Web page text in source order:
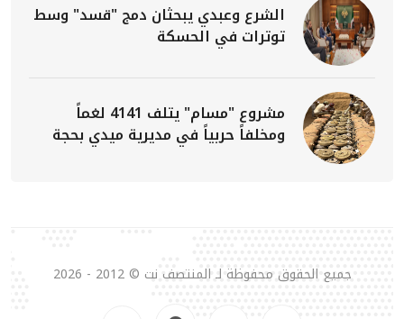
الشرع وعبدي يبحثان دمج "قسد" وسط
توترات في الحسكة
مشروع "مسام" يتلف 4141 لغماً
ومخلفاً حربياً في مديرية ميدي بحجة
جميع الحقوق محفوظة لـ المنتصف نت © 2012 - 2026